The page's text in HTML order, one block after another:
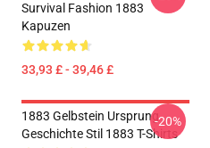
Survival Fashion 1883
Kapuzen
33,93 £ - 39,46 £
1883 Gelbstein Ursprung
Geschichte Stil 1883 T-Shirts
-20%